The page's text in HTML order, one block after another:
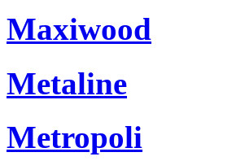
Maxiwood
Metaline
Metropoli